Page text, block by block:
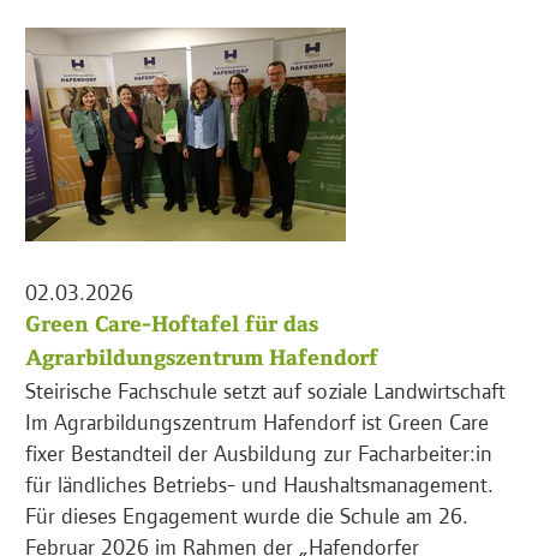
02.03.2026
Green Care-Hoftafel für das
Agrarbildungszentrum Hafendorf
Steirische Fachschule setzt auf soziale Landwirtschaft
Im Agrarbildungszentrum Hafendorf ist Green Care
fixer Bestandteil der Ausbildung zur Facharbeiter:in
für ländliches Betriebs- und Haushaltsmanagement.
Für dieses Engagement wurde die Schule am 26.
Februar 2026 im Rahmen der „Hafendorfer